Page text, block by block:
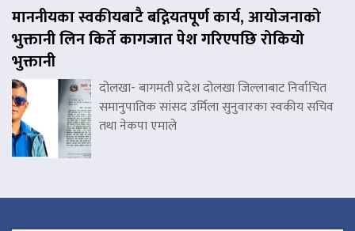
माननीयका स्वकीयबाटै बद्नियतपूर्ण कार्य, आयोजनाको
भुक्तानी लिन किर्ते कागजात पेश गरिएपछि रोकियो
भुक्तानी
दोलखा- बागमती प्रदेश दोलखा जिल्लाबाट निर्वाचित
समानुपातिक सांसद उर्मिला सुनुवारका स्वकीय सचिव
तथा नेकपा एमाले